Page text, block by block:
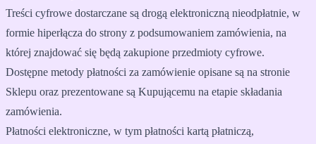
Treści cyfrowe dostarczane są drogą elektroniczną nieodpłatnie, w
formie hiperłącza do strony z podsumowaniem zamówienia, na
której znajdować się będą zakupione przedmioty cyfrowe.
Dostępne metody płatności za zamówienie opisane są na stronie
Sklepu oraz prezentowane są Kupującemu na etapie składania
zamówienia.
Płatności elektroniczne, w tym płatności kartą płatniczą,